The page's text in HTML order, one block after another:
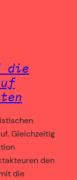
die
Gleichzeitig
den
die